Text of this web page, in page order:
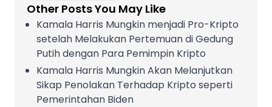
Other Posts You May Like
Kamala Harris Mungkin menjadi Pro-Kripto
setelah Melakukan Pertemuan di Gedung
Putih dengan Para Pemimpin Kripto
Kamala Harris Mungkin Akan Melanjutkan
Sikap Penolakan Terhadap Kripto seperti
Pemerintahan Biden